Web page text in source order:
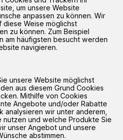
um unsere Website
anpassen zu können. Wir
diese Weise möglichst
zu können. Zum Beispiel
am häufigsten besucht werden
navigieren.
unsere Website möglichst
aus diesem Grund Cookies
Mithilfe von Cookies
Angebote und/oder Rabatte
analysieren wir unter anderem,
und welche Produkte Sie
unser Angebot und unsere
abstimmen.